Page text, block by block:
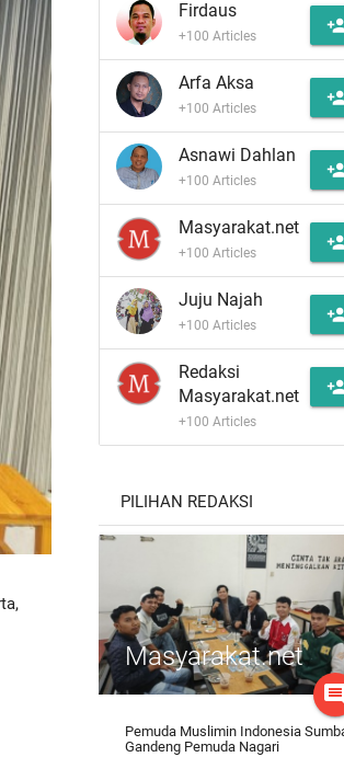
Firdaus
+100 Articles
Arfa Aksa
+100 Articles
Asnawi Dahlan
+100 Articles
Masyarakat.net
+100 Articles
Juju Najah
+100 Articles
Redaksi
Masyarakat.net
+100 Articles
PILIHAN REDAKSI
Masyarakat.net
comment
Pemuda Muslimin Indonesia
Gandeng Pemuda Nagari